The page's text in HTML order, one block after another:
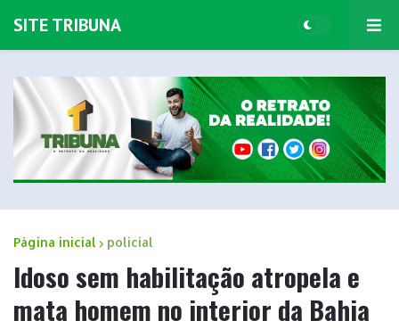
SITE TRIBUNA
Página inicial policial
Idoso sem habilitação atropela e
mata homem no interior da Bahia